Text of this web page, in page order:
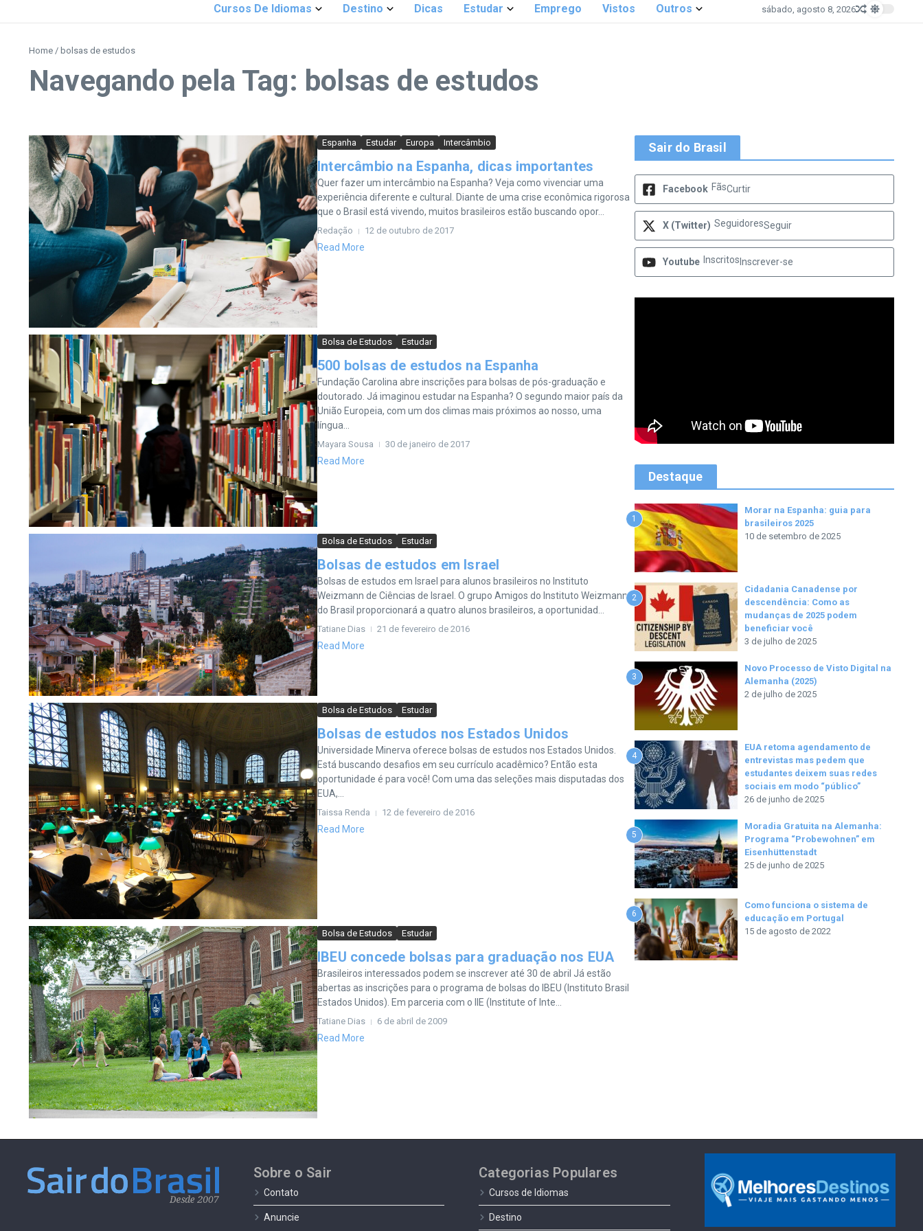
Cursos De Idiomas Destino Dicas Estudar Emprego Vistos Outros sábado, agosto 8, 2026
Home / bolsas de estudos
Navegando pela Tag: bolsas de estudos
Espanha Estudar Europa Intercâmbio
Intercâmbio na Espanha, dicas importantes
Quer fazer um intercâmbio na Espanha? Veja como vivenciar uma
experiência diferente e cultural. Diante de uma crise econômica rigorosa
que o Brasil está vivendo, muitos brasileiros estão buscando opor...
Redação 12 de outubro de 2017
Read More
Bolsa de Estudos Estudar
500 bolsas de estudos na Espanha
Fundação Carolina abre inscrições para bolsas de pós-graduação e
doutorado. Já imaginou estudar na Espanha? O segundo maior país da
União Europeia, com um dos climas mais próximos ao nosso, uma
língua...
Mayara Sousa 30 de janeiro de 2017
Read More
Bolsa de Estudos Estudar
Bolsas de estudos em Israel
Bolsas de estudos em Israel para alunos brasileiros no Instituto
Weizmann de Ciências de Israel. O grupo Amigos do Instituto Weizmann
do Brasil proporcionará a quatro alunos brasileiros, a oportunidad...
Tatiane Dias 21 de fevereiro de 2016
Read More
Bolsa de Estudos Estudar
Bolsas de estudos nos Estados Unidos
Universidade Minerva oferece bolsas de estudos nos Estados Unidos.
Está buscando desafios em seu currículo acadêmico? Então esta
oportunidade é para você! Com uma das seleções mais disputadas dos
EUA,...
Taissa Renda 12 de fevereiro de 2016
Read More
Bolsa de Estudos Estudar
IBEU concede bolsas para graduação nos EUA
Brasileiros interessados podem se inscrever até 30 de abril Já estão
abertas as inscrições para o programa de bolsas do IBEU (Instituto Brasil
Estados Unidos). Em parceria com o IIE (Institute of Inte...
Tatiane Dias 6 de abril de 2009
Read More
Sair do Brasil
Facebook FãsCurtir
X (Twitter) SeguidoresSeguir
Youtube Inscritos Inscrever-se
Destaque
1
Morar na Espanha: guia para
brasileiros 2025
10 de setembro de 2025
2
Cidadania Canadense por
descendência: Como as
mudanças de 2025 podem
beneficiar você
3 de julho de 2025
3
Novo Processo de Visto Digital na
Alemanha (2025)
2 de julho de 2025
4
EUA retoma agendamento de
entrevistas mas pedem que
estudantes deixem suas redes
sociais em modo “público”
26 de junho de 2025
5
Moradia Gratuita na Alemanha:
Programa “Probewohnen” em
Eisenhüttenstadt
25 de junho de 2025
6
Como funciona o sistema de
educação em Portugal
15 de agosto de 2022
Sobre o Sair
Contato
Anuncie
Categorias Populares
Cursos de Idiomas
Destino